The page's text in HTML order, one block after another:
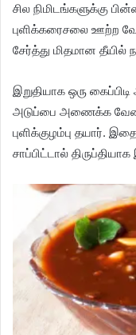
சில நிமிடங்களுக்கு
புளிக்கரைசலை ஊற்ற
சேர்த்து மிதமான தீயில்
இறுதியாக ஒரு
அடுப்பை அணைக்க
புளிக்குழம்பு தயார்.
சாப்பிட்டால்